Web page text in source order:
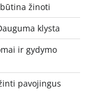
žinoti
klysta
ir gydymo
pavojingus